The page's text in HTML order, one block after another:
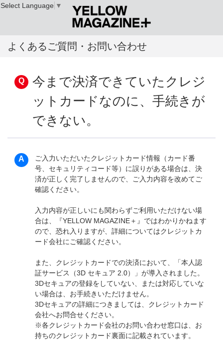
よくあるご質問・お問い合わせ
今まで決済できていたクレジ
ットカードなのに、手続きが
できない。
ご入力いただいたクレジットカード情報（カード番
号、セキュリティコード等）に誤りがある場合は、決
済が正しく完了しませんので、ご入力内容を改めてご
確認ください。
入力内容が正しいにも関わらずご利用いただけない場
合は、『YELLOW MAGAZINE＋』ではわかりかねます
ので、恐れ入りますが、詳細についてはクレジットカ
ード会社にご確認ください。
また、クレジットカードでの決済において、「本人認
証サービス（3D セキュア 2.0）」が導入されました。
3Dセキュアの登録をしていない、または対応していな
い場合は、お手続きいただけません。
3Dセキュアの詳細につきましては、クレジットカード
会社へお問合せください。
※各クレジットカード会社のお問い合わせ窓口は、お
持ちのクレジットカード裏面に記載されています。
Select Language ▼